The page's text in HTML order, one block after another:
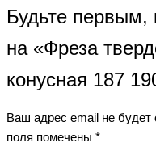
Будьте первым,
на «Фреза
конусная 187
Ваш адрес email не будет
поля помечены *